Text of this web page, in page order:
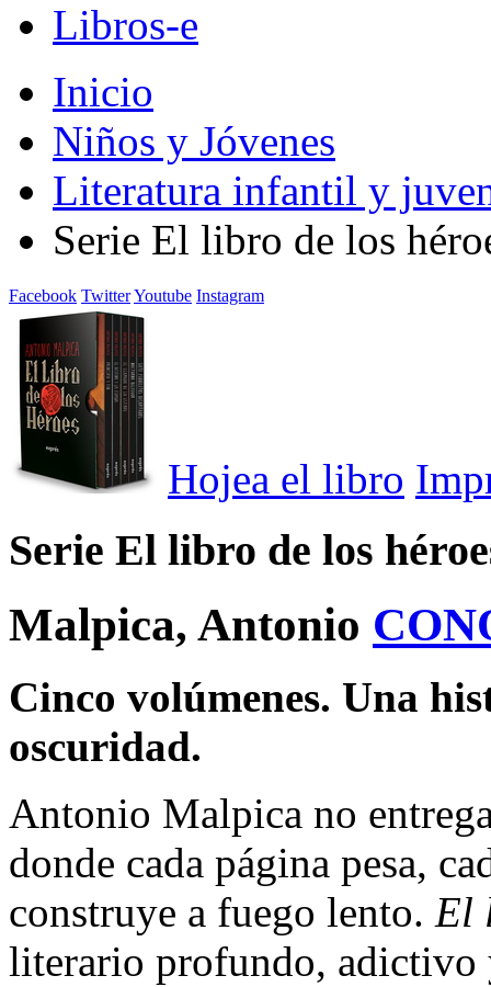
Libros-e
Inicio
Niños y Jóvenes
Literatura infantil y
Serie El libro de los
Facebook TwitterYoutube Instagram
Hojea el libro
Serie El libro de los
Malpica, Antonio
Cinco volúmenes. Una
oscuridad.
Antonio Malpica no
donde cada página pesa,
construye a fuego lento. El
literario profundo, adictivo